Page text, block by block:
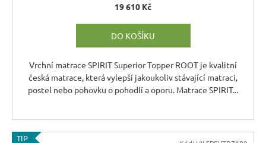
19 610 Kč
DO KOŠÍKU
Vrchní matrace SPIRIT Superior Topper ROOT je kvalitní
česká matrace, která vylepší jakoukoliv stávající matraci,
postel nebo pohovku o pohodlí a oporu. Matrace SPIRIT...
TIP